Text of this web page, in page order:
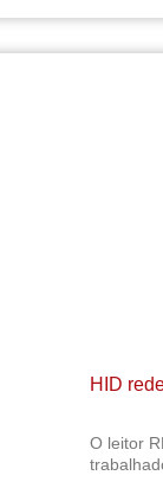
HID
O leitor